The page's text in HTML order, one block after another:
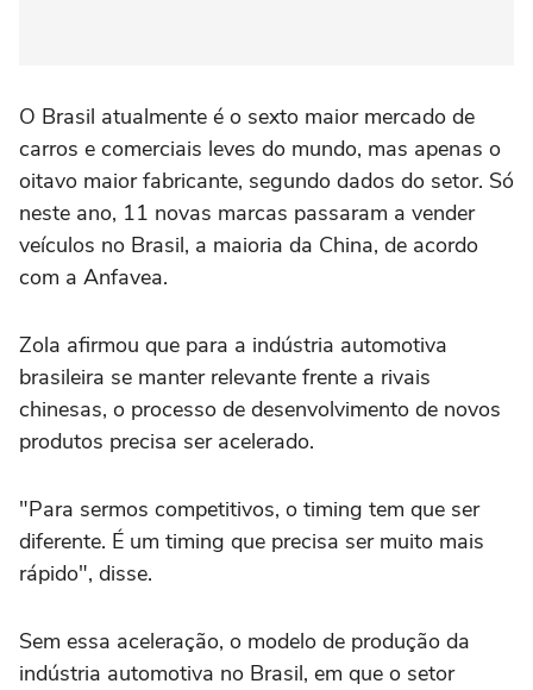
O Brasil atualmente é o sexto maior mercado de
carros e comerciais leves do mundo, mas apenas o
oitavo maior fabricante, segundo dados do setor. Só
neste ano, 11 novas ⁠marcas passaram a vender
veículos no Brasil, a maioria da China, de acordo
com a Anfavea.
Zola afirmou que para a indústria automotiva
brasileira se manter relevante frente a rivais
chinesas, o processo de desenvolvimento de novos
produtos precisa ser acelerado.
"Para sermos competitivos, o timing tem que ser
diferente. É um timing que precisa ser muito mais
rápido", disse.
Sem essa aceleração, o modelo de produção da
indústria automotiva no Brasil, em que o setor